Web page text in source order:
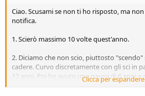
Ciao. Scusami se non ti ho risposto, ma
notifica.
1. Scierò massimo 10 volte quest'anno.
2. Diciamo che non scio, piuttosto "scendo"
cadere. Curvo discretamente con gli sci in
12 anni. Poi ho avuto una pausa di 6 anni
livello tecnico è dilettante-intermedio.
Clicca per